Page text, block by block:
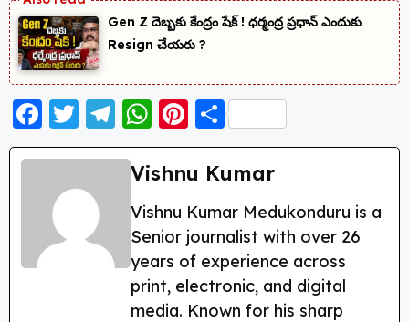
Gen Z దెబ్బకు కేంద్రం షేక్ ! ధర్మంద్ర ప్రధాన్ ఎందుకు
Resign చేయరు ?
F
a
e
b
o
T
w
er
T
el
e
g
ra
m
W
h
a
ts
A
p
p
Pi
nt
er
e
st
S
h
a
re
Vishnu Kumar
Vishnu Kumar Medukonduru is a
Senior journalist with over 26
years of experience across
print, electronic, and digital
media. Known for his sharp